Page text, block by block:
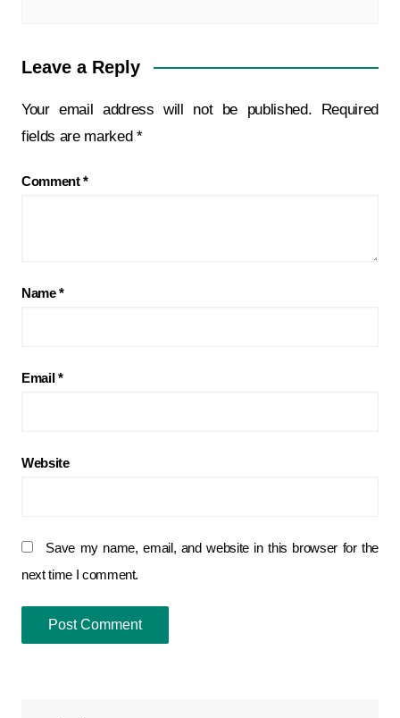
Leave a Reply
Your email address will not be published.
Required
fields are marked *
Comment*
Name*
Email*
Website
Save my name, email, and website in this browser for the
next time I comment.